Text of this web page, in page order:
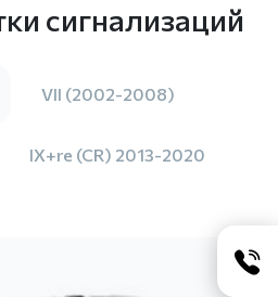
сигнализаций
VII (2002-2008)
IX+re (CR) 2013-2020